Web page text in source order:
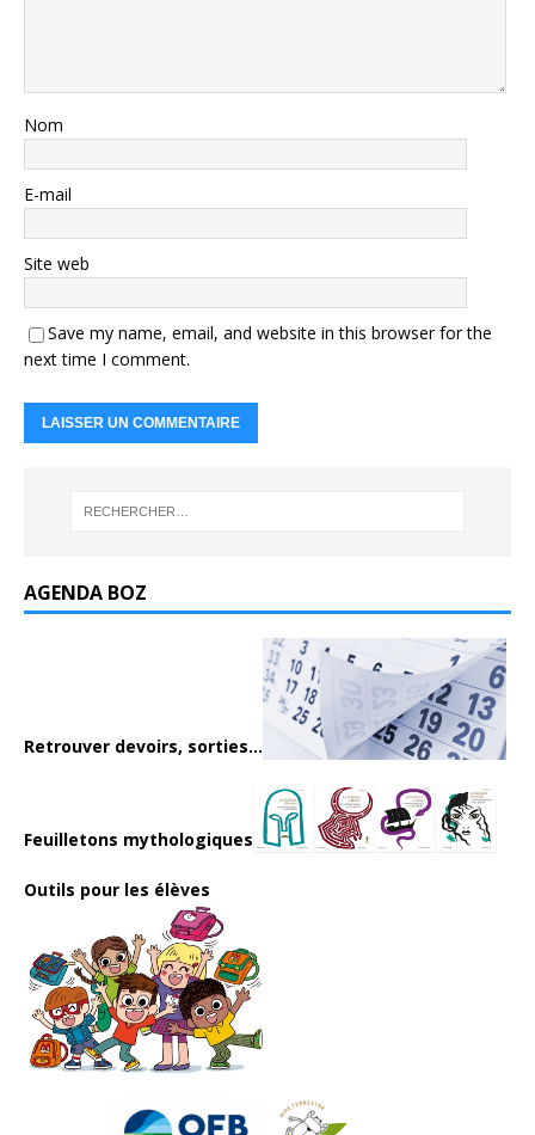
Nom
E-mail
Site web
Save my name, email, and website in this browser for the
next time I comment.
AGENDA BOZ
Retrouver devoirs, sorties...
Feuilletons mythologiques
Outils pour les élèves